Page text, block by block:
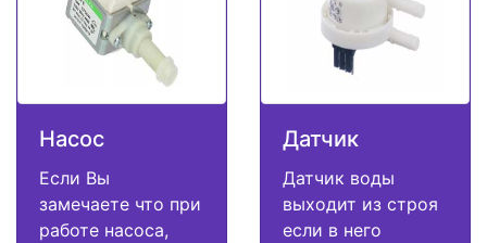
Насос
Если Вы
замечаете что при
работе насоса,
Датчик
Датчик воды
выходит из строя
если в него